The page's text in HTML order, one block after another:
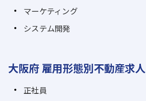
マーケティング
システム開発
大阪府 雇用形態別不動産求人
正社員